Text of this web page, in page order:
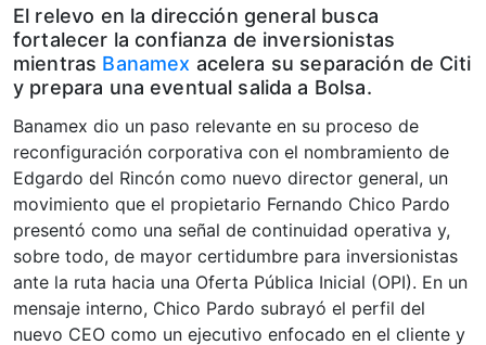
El relevo en la dirección general busca
fortalecer la confianza de inversionistas
mientras Banamex acelera su separación de Citi
y prepara una eventual salida a Bolsa.
Banamex dio un paso relevante en su proceso de
reconfiguración corporativa con el nombramiento de
Edgardo del Rincón como nuevo director general, un
movimiento que el propietario Fernando Chico Pardo
presentó como una señal de continuidad operativa y,
sobre todo, de mayor certidumbre para inversionistas
ante la ruta hacia una Oferta Pública Inicial (OPI). En un
mensaje interno, Chico Pardo subrayó el perfil del
nuevo CEO como un ejecutivo enfocado en el cliente y